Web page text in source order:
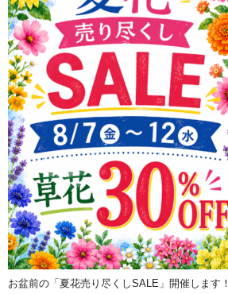
お盆前の「夏花売り尽くしSALE」開催します！